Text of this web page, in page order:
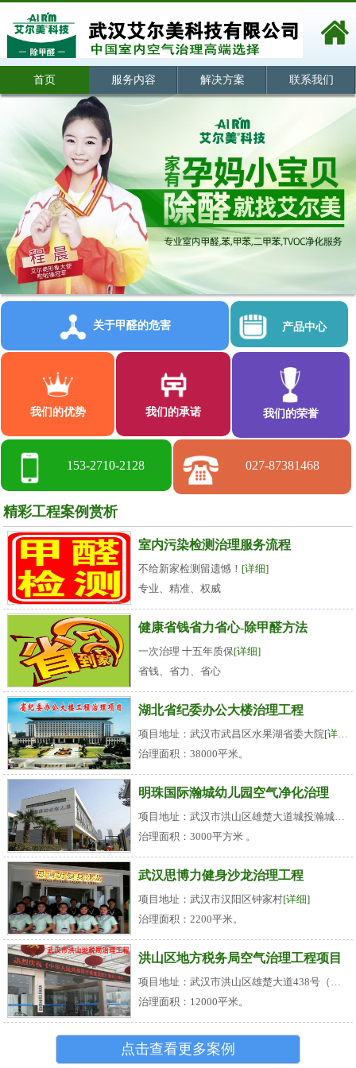
首页 服务内容 解决方案 联系我们
关于甲醛的危害 产品中心
我们的优势 我们的承诺 我们的荣誉
153-2710-2128 027-87381468
精彩工程案例赏析
室内污染检测治理服务流程
不给新家检测留遗憾！ [详细]
专业、精准、权威
健康省钱省力省心-除甲醛方法
一次治理 十五年质保[详细]
省钱、省力、省心
湖北省纪委办公大楼治理工程
项目地址：武汉市武昌区水果湖省委大院[详细]
治理面积：38000平米。
明珠国际瀚城幼儿园空气净化治理
治理面积：3000平方米 。
武汉思博力健身沙龙治理工程
项目地址：武汉市汉阳区钟家村[详细]
治理面积：2200平米。
洪山区地方税务局空气治理工程项目
治理面积：12000平米。
点击查看更多案例